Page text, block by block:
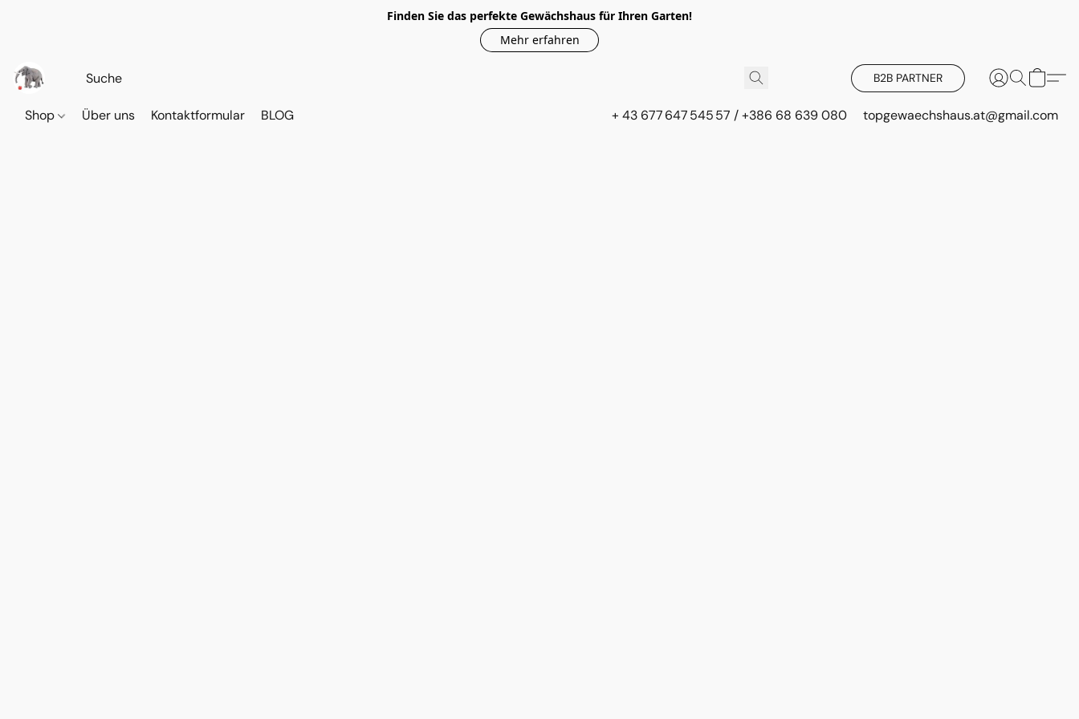
Finden Sie das perfekte Gewächshaus für Ihren Garten!
Mehr erfahren
B2B PARTNER
Shop Über uns Kontaktformular BLOG + 43 677 647 545 57 / +386 68 639 080 topgewaechshaus.at@gmail.com